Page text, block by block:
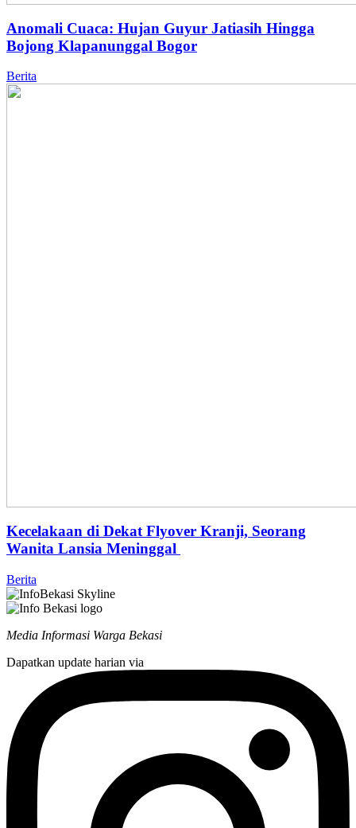
Anomali Cuaca: Hujan Guyur Jatiasih Hingga
Bojong Klapanunggal Bogor
Berita
Kecelakaan di Dekat Flyover Kranji, Seorang
Wanita Lansia Meninggal
Berita
Media Informasi Warga Bekasi
Dapatkan update harian via